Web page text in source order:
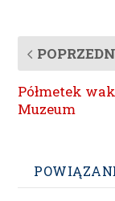
Półmetek
Muzeum